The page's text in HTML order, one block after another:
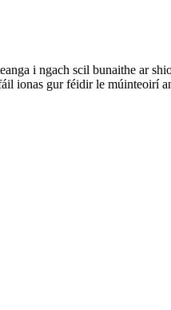
i ngach scil bunaithe ar
ionas gur féidir le